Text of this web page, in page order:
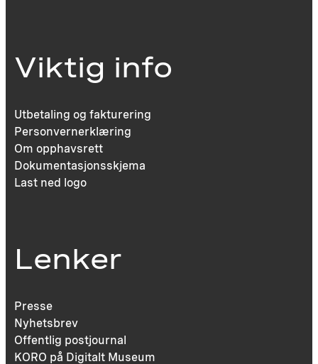
Viktig info
Utbetaling og fakturering
Personvernerklæring
Om opphavsrett
Dokumentasjonsskjema
Last ned logo
Lenker
Presse
Nyhetsbrev
Offentlig postjournal
KORO på Digitalt Museum